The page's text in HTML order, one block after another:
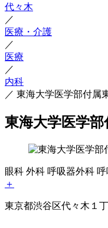
代々木
／
医療・介護
／
医療
／
内科
／ 東海大学医学部付属
東海大学医学
眼科 外科 呼吸器外科
＋
東京都渋谷区代々木１